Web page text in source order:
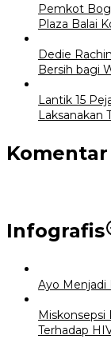
Pemkot
Plaza Balai
Dedie
Bersih bagi
Lantik 15
Laksanakan
Komentar
Infografis
Ayo Menjadi
Miskonsepsi
Terhadap